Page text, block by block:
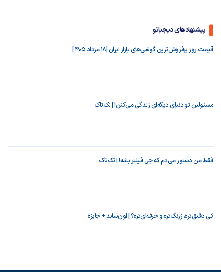
پیشنهادهای دیجیاتو
قیمت روز پرفروش‌ترین گوشی‌های بازار ایران [18 مرداد 1405]
مسئولین تو دنیای دیگه‌ای زندگی می‌کنن! | تک‌تاک
فقط من دستور می‌دم که چی فیلتر بشه! | تک‌تاک
کی دقیق‌تره، زرنگ‌تره و حرفه‌ای‌تره؟ | اون‌ساید + جایزه